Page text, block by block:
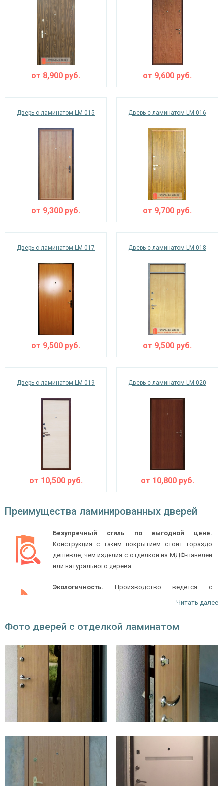
от 8,900 руб. от 9,600 руб.
Дверь с ламинатом LM-015
от 9,300 руб.
Дверь с ламинатом LM-016
от 9,700 руб.
Дверь с ламинатом LM-017
от 9,500 руб.
Дверь с ламинатом LM-018
от 9,500 руб.
Дверь с ламинатом LM-019
от 10,500руб.
Дверь с ламинатом LM-020
от 10,800руб.
Преимущества ламинированных дверей
Безупречный стиль по выгодной цене.
Конструкция с таким покрытием стоит гораздо
дешевле, чем изделия с отделкой из МДФ-панелей
или натурального дерева.
Экологичность. Производство ведется с
Ламинированные двери по своему внешнему виду
практически не отличаются от конструкций,
изготовленных из натуральной древесины. Вы
можете подобрать любую расцветку и текстуру
покрытия.
Прочность.
Такие изделия отлично справляются с
влажности, выгоранию и износу.
В среднем, цены на металлические двери ламинат
Читать далее
Фото дверей с отделкой ламинатом